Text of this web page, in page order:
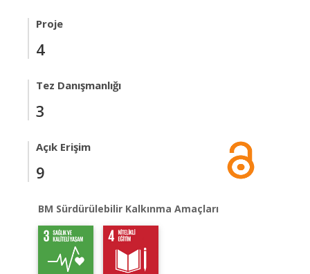
Proje
4
Tez Danışmanlığı
3
Açık Erişim
9
BM Sürdürülebilir Kalkınma Amaçları